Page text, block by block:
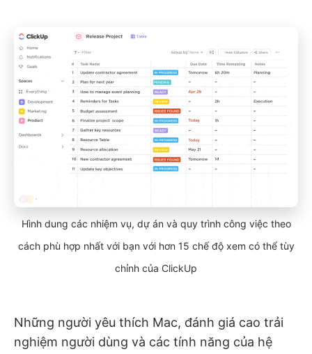
Hình dung các nhiệm vụ, dự án và quy trình công việc theo
cách phù hợp nhất với bạn với hơn 15 chế độ xem có thể tùy
chỉnh của ClickUp
Những người yêu thích Mac, đánh giá cao trải
nghiệm người dùng và các tính năng của hệ